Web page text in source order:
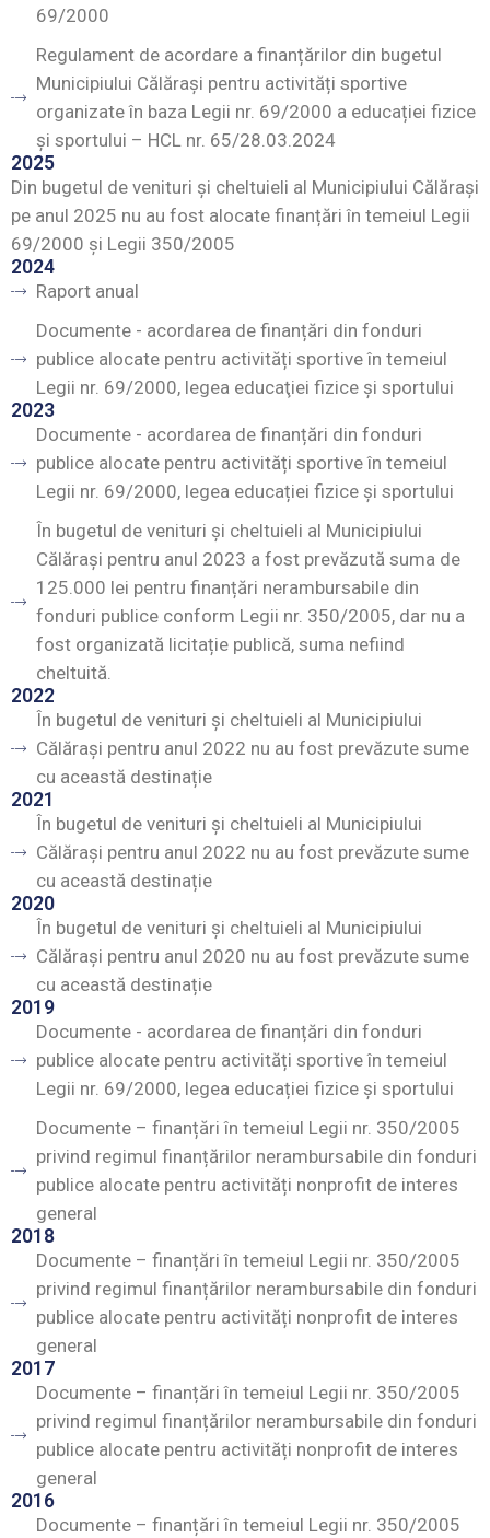
69/2000
Regulament de acordare a finanțărilor din bugetul
Municipiului Călărași pentru activități sportive
organizate în baza Legii nr. 69/2000 a educației fizice
și sportului – HCL nr. 65/28.03.2024
2025
Din bugetul de venituri și cheltuieli al Municipiului Călărași
pe anul 2025 nu au fost alocate finanțări în temeiul Legii
69/2000 și Legii 350/2005
2024
Raport anual
Documente - acordarea de finanțări din fonduri
publice alocate pentru activități sportive în temeiul
Legii nr. 69/2000, legea educaţiei fizice şi sportului
2023
Documente - acordarea de finanțări din fonduri
publice alocate pentru activități sportive în temeiul
Legii nr. 69/2000, legea educației fizice și sportului
În bugetul de venituri și cheltuieli al Municipiului
Călărași pentru anul 2023 a fost prevăzută suma de
125.000 lei pentru finanțări nerambursabile din
fonduri publice conform Legii nr. 350/2005, dar nu a
fost organizată licitație publică, suma nefiind
cheltuită.
2022
În bugetul de venituri și cheltuieli al Municipiului
Călărași pentru anul 2022 nu au fost prevăzute sume
cu această destinație
2021
În bugetul de venituri și cheltuieli al Municipiului
Călărași pentru anul 2022 nu au fost prevăzute sume
cu această destinație
2020
În bugetul de venituri și cheltuieli al Municipiului
Călărași pentru anul 2020 nu au fost prevăzute sume
cu această destinație
2019
Documente - acordarea de finanțări din fonduri
publice alocate pentru activități sportive în temeiul
Legii nr. 69/2000, legea educației fizice și sportului
Documente – finanțări în temeiul Legii nr. 350/2005
privind regimul finanțărilor nerambursabile din fonduri
publice alocate pentru activități nonprofit de interes
general
2018
Documente – finanțări în temeiul Legii nr. 350/2005
privind regimul finanțărilor nerambursabile din fonduri
publice alocate pentru activități nonprofit de interes
general
2017
Documente – finanțări în temeiul Legii nr. 350/2005
privind regimul finanțărilor nerambursabile din fonduri
publice alocate pentru activități nonprofit de interes
general
2016
Documente – finanțări în temeiul Legii nr. 350/2005